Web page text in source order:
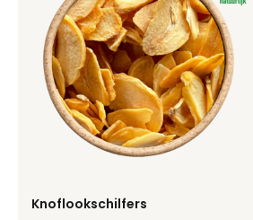
Knoflookschilfers